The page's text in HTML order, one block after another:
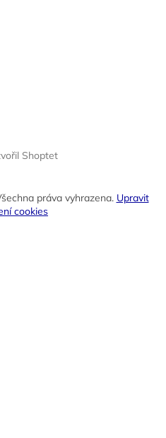
Shoptet
práva vyhrazena. Upravit
cookies